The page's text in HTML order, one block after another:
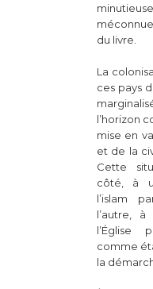
du livre.
La
ces pays
l’horizon
mise en
et de la
Cette
côté, à
l’islam
l’autre,
l’Église
comme
la